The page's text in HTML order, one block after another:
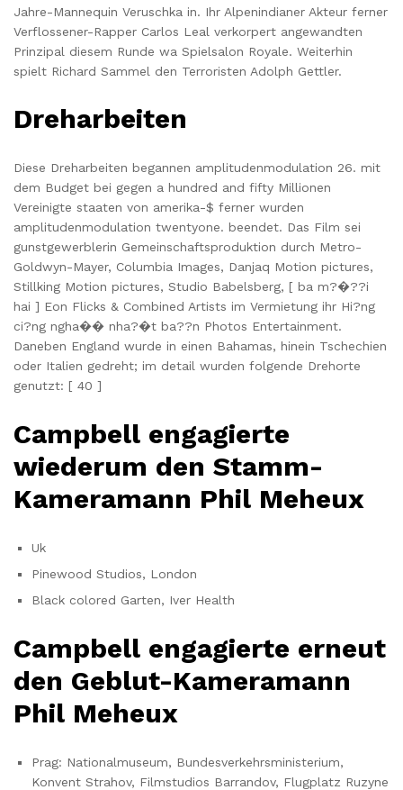
Jahre-Mannequin Veruschka in. Ihr Alpenindianer Akteur ferner
Verflossener-Rapper Carlos Leal verkorpert angewandten
Prinzipal diesem Runde wa Spielsalon Royale. Weiterhin
spielt Richard Sammel den Terroristen Adolph Gettler.
Dreharbeiten
Diese Dreharbeiten begannen amplitudenmodulation 26. mit
dem Budget bei gegen a hundred and fifty Millionen
Vereinigte staaten von amerika-$ ferner wurden
amplitudenmodulation twentyone. beendet. Das Film sei
gunstgewerblerin Gemeinschaftsproduktion durch Metro-
Goldwyn-Mayer, Columbia Images, Danjaq Motion pictures,
Stillking Motion pictures, Studio Babelsberg, [ ba m?�??i
hai ] Eon Flicks & Combined Artists im Vermietung ihr Hi?ng
ci?ng ngha�� nha?�t ba??n Photos Entertainment.
Daneben England wurde in einen Bahamas, hinein Tschechien
oder Italien gedreht; im detail wurden folgende Drehorte
genutzt: [ 40 ]
Campbell engagierte
wiederum den Stamm-
Kameramann Phil Meheux
Uk
Pinewood Studios, London
Black colored Garten, Iver Health
Campbell engagierte erneut
den Geblut-Kameramann
Phil Meheux
Prag: Nationalmuseum, Bundesverkehrsministerium,
Konvent Strahov, Filmstudios Barrandov, Flugplatz Ruzyne